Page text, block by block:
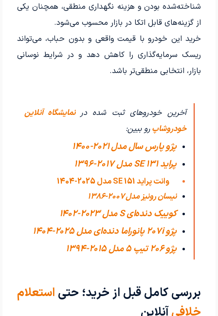
شناخته‌شده بودن و هزینه نگهداری منطقی، همچنان یکی
از گزینه‌های قابل اتکا در بازار محسوب می‌شود.
خرید این خودرو با قیمت واقعی و بدون حباب، می‌تواند
ریسک سرمایه‌گذاری را کاهش دهد و در شرایط نوسانی
بازار، انتخابی منطقی‌تر باشد.
آخرین خودروهای ثبت شده در نمایشگاه آنلاین
خودروشاپرو ببین:
پژو پارس سال مدل 2021-1400
پراید 131 SE مدل 2017-1396
وانت پراید 151 SE مدل 2025-1404
نیسان رونیز مدل 2007-1386
کوییک دنده‌ای S مدل 2023-1402
پژو 207i پانوراما دنده‌ای مدل 2025-1404
پژو 206 تیپ ۵ مدل 2015-1394
بررسی کامل قبل از خرید؛ حتی استعلام